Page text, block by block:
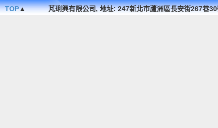
TOP▲ 芃琍興有限公司, 地址: 247新北市蘆洲區長安街267